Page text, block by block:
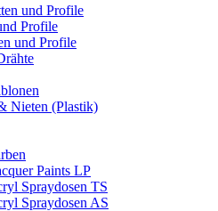
und Profile
Profile
und Profile
Nieten (Plastik)
Paints LP
Spraydosen TS
Spraydosen AS